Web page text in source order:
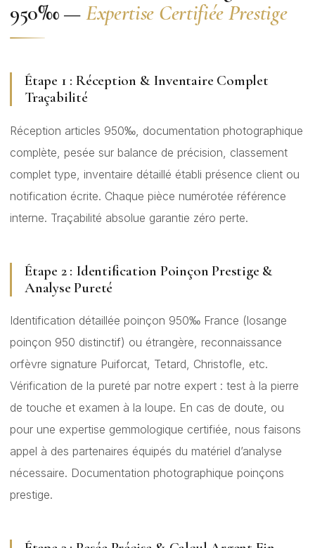
950‰ —Expertise Certifiée Prestige
Étape 1 : Réception & Inventaire Complet
Traçabilité
Réception articles 950‰, documentation photographique
complète, pesée sur balance de précision, classement
complet type, inventaire détaillé établi présence client ou
notification écrite. Chaque pièce numérotée référence
interne. Traçabilité absolue garantie zéro perte.
Étape 2 : Identification Poinçon Prestige &
Analyse Pureté
Identification détaillée poinçon 950‰ France (losange
poinçon 950 distinctif) ou étrangère, reconnaissance
orfèvre signature Puiforcat, Tetard, Christofle, etc.
Vérification de la pureté par notre expert : test à la pierre
de touche et examen à la loupe. En cas de doute, ou
pour une expertise gemmologique certifiée, nous faisons
appel à des partenaires équipés du matériel d’analyse
nécessaire. Documentation photographique poinçons
prestige.